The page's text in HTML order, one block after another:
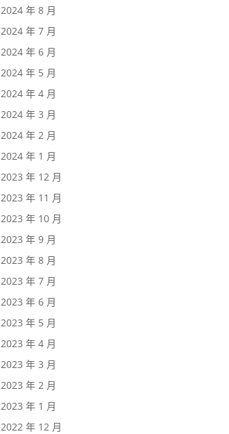
2024 年 8 月
2024 年 7 月
2024 年 6 月
2024 年 5 月
2024 年 4 月
2024 年 3 月
2024 年 2 月
2024 年 1 月
2023 年 12 月
2023 年 11 月
2023 年 10 月
2023 年 9 月
2023 年 8 月
2023 年 7 月
2023 年 6 月
2023 年 5 月
2023 年 4 月
2023 年 3 月
2023 年 2 月
2023 年 1 月
2022 年 12 月